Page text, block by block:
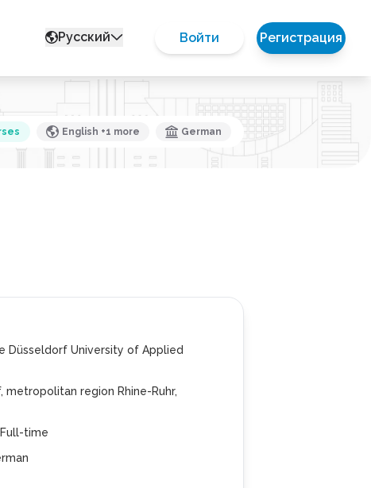
Русский Войти Регистрация
English +1 more German
Düsseldorf University of Applied
metropolitan region Rhine-Ruhr,
time